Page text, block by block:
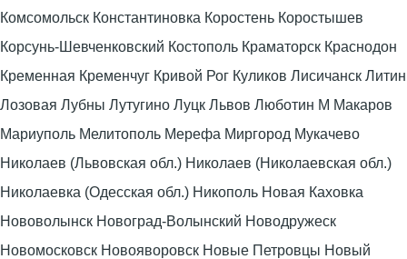
Комсомольск Константиновка Коростень Коростышев
Корсунь-Шевченковский Костополь Краматорск Краснодон
Кременная Кременчуг Кривой Рог Куликов Лисичанск Литин
Лозовая Лубны Лутугино Луцк Львов Люботин М Макаров
Мариуполь Мелитополь Мерефа Миргород Мукачево
Николаев (Львовская обл.) Николаев (Николаевская обл.)
Николаевка (Одесская обл.) Никополь Новая Каховка
Нововолынск Новоград-Волынский Новодружеск
Новомосковск Новояворовск Новые Петровцы Новый